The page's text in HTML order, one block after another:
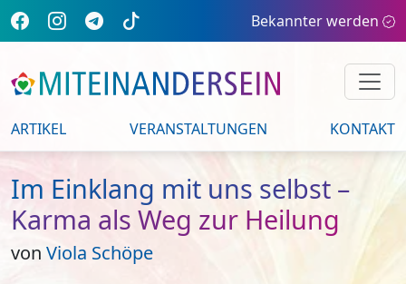
Bekannter werden
ARTIKEL VERANSTALTUNGEN KONTAKT
Im Einklang mit uns selbst –
Karma als Weg zur Heilung
von Viola Schöpe